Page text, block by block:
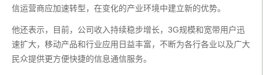
信运营商应加速转型，在变化的产业环境中建立新的优势。
他还表示，目前，公司收入持续稳步增长，3G规模和宽带用户迅
速扩大，移动产品和行业应用日益丰富，不断为各行各业以及广大
民众提供更方便快捷的信息通信服务。